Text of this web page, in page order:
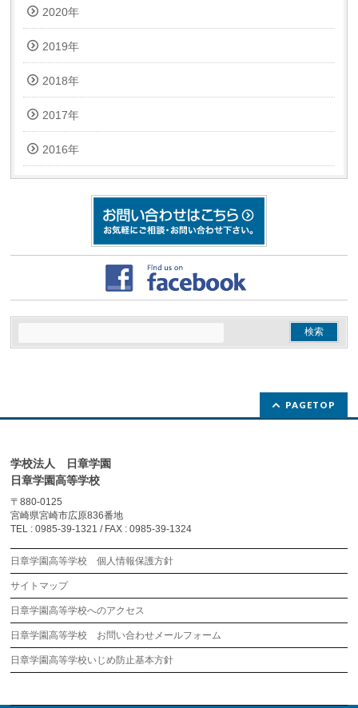
2020年
2019年
2018年
2017年
2016年
PAGETOP
学校法人 日章学園
日章学園高等学校
〒880-0125
宮崎県宮崎市広原836番地
TEL : 0985-39-1321 / FAX : 0985-39-1324
日章学園高等学校 個人情報保護方針
サイトマップ
日章学園高等学校へのアクセス
日章学園高等学校 お問い合わせメールフォーム
日章学園高等学校いじめ防止基本方針